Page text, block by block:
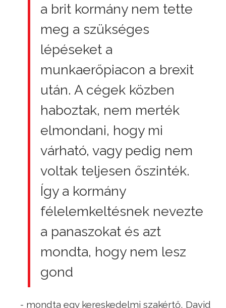
a brit kormány nem tette
meg a szükséges
lépéseket a
munkaerőpiacon a brexit
után. A cégek közben
haboztak, nem merték
elmondani, hogy mi
várható, vagy pedig nem
voltak teljesen őszinték.
Így a kormány
félelemkeltésnek nevezte
a panaszokat és azt
mondta, hogy nem lesz
gond
- mondta egy kereskedelmi szakértő, David